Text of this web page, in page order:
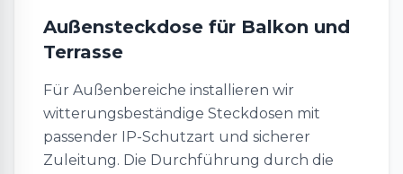
Außensteckdose für Balkon und
Terrasse
Für Außenbereiche installieren wir
witterungsbeständige Steckdosen mit
passender IP-Schutzart und sicherer
Zuleitung. Die Durchführung durch die